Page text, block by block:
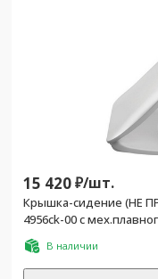
15 420₽/шт.
Крышка-сидение (НЕ
4956ck-00 с
съемные стальные
В наличии